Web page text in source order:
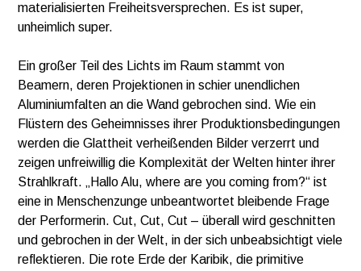
materialisierten Freiheitsversprechen. Es ist super,
unheimlich super.
Ein großer Teil des Lichts im Raum stammt von
Beamern, deren Projektionen in schier unendlichen
Aluminiumfalten an die Wand gebrochen sind. Wie ein
Flüstern des Geheimnisses ihrer Produktionsbedingungen
werden die Glattheit verheißenden Bilder verzerrt und
zeigen unfreiwillig die Komplexität der Welten hinter ihrer
Strahlkraft. „Hallo Alu, where are you coming from?“ ist
eine in Menschenzunge unbeantwortet bleibende Frage
der Performerin. Cut, Cut, Cut – überall wird geschnitten
und gebrochen in der Welt, in der sich unbeabsichtigt viele
reflektieren. Die rote Erde der Karibik, die primitive